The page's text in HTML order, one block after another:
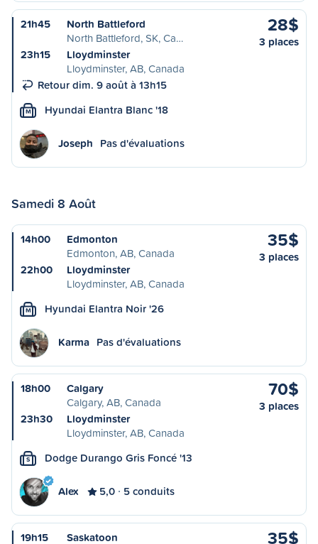
21h45
North Battleford
North Battleford, SK, Ca…
23h15
Lloydminster
Lloydminster, AB, Canada
Retour dim. 9 août à 13h15
28$
3 places
M Hyundai Elantra Blanc '18
Joseph Pas d'évaluations
Samedi 8 Août
14h00
Edmonton
Edmonton, AB, Canada
22h00
Lloydminster
Lloydminster, AB, Canada
35$
3 places
M Hyundai Elantra Noir '26
Karma Pas d'évaluations
18h00
Calgary
Calgary, AB, Canada
23h30
Lloydminster
Lloydminster, AB, Canada
70$
3 places
S Dodge Durango Gris Foncé '13
Alex 5,0 5 conduits
19h15
Saskatoon
35$